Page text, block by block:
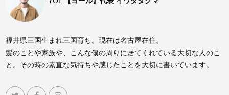
福井県三国生まれ三国育ち。現在は名古屋在住。
髪のことや家族や、こんな僕の周りに居てくれている大切な人のこ
と。その時の素直な気持ちや感じたことを大切に書いています。